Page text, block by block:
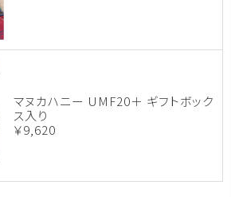
マヌカハニー UMF20＋ ギフトボック
ス入り
￥9,620